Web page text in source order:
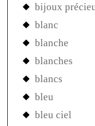
bijoux
blanc
blanche
blanches
blancs
bleu
bleu ciel